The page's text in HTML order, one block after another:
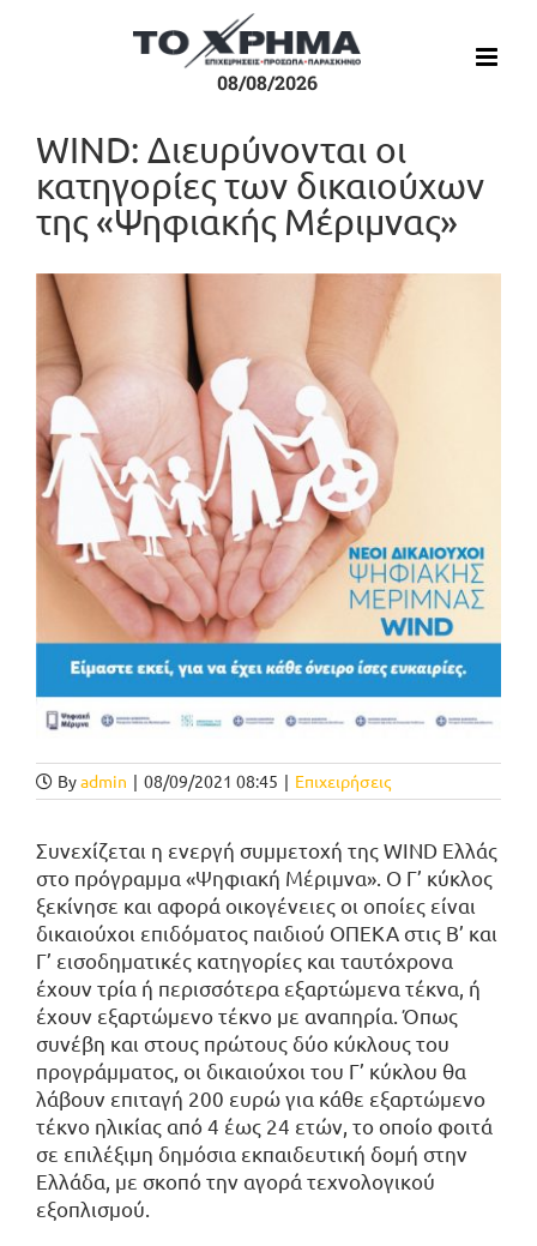
08/08/2026
WIND: Διευρύνονται οι
κατηγορίες των δικαιούχων
της «Ψηφιακής Μέριμνας»
Προβολή
μεγαλύτερης
εικόνας
Byadmin | 08/09/2021 08:45 | Επιχειρήσεις
Συνεχίζεται η ενεργή συμμετοχή της WIND Ελλάς
στο πρόγραμμα «Ψηφιακή Μέριμνα». O Γ’ κύκλος
ξεκίνησε και αφορά οικογένειες οι οποίες είναι
δικαιούχοι επιδόματος παιδιού ΟΠΕΚΑ στις Β’ και
Γ’ εισοδηματικές κατηγορίες και ταυτόχρονα
έχουν τρία ή περισσότερα εξαρτώμενα τέκνα, ή
έχουν εξαρτώμενο τέκνο με αναπηρία. Όπως
συνέβη και στους πρώτους δύο κύκλους του
προγράμματος, οι δικαιούχοι του Γ’ κύκλου θα
λάβουν επιταγή 200 ευρώ για κάθε εξαρτώμενο
τέκνο ηλικίας από 4 έως 24 ετών, το οποίο φοιτά
σε επιλέξιμη δημόσια εκπαιδευτική δομή στην
Ελλάδα, με σκοπό την αγορά τεχνολογικού
εξοπλισμού.